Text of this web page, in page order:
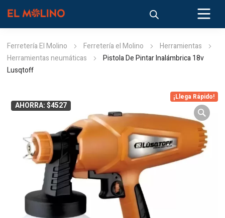
Ferretería El Molino Ferretería el Molino
Herramientas
Herramientas neumáticas
Pistola De Pintar Inalámbrica 18v
Lusqtoff
AHORRA: $4527
¡Llega Rápido!